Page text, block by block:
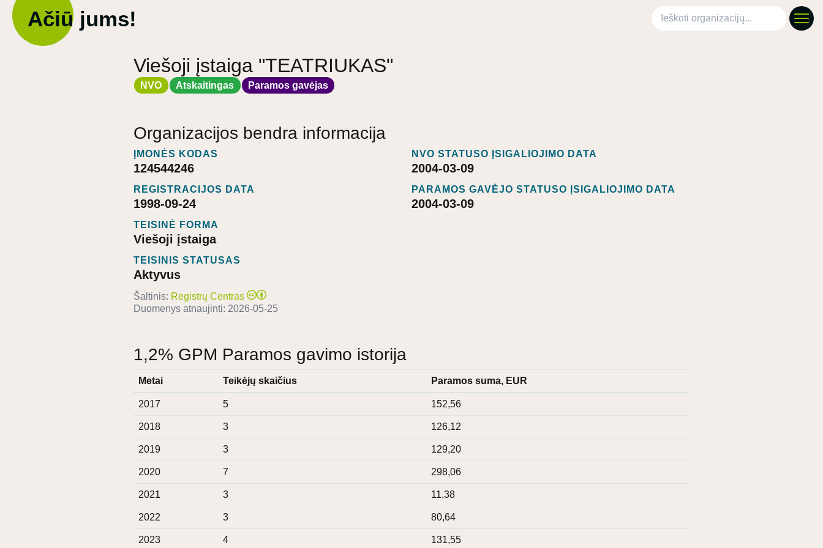
Ačiū jums! Ieškoti organizacijų
Viešoji įstaiga "TEATRIUKAS"
NVO Atskaitingas Paramos gavėjas
Organizacijos bendra informacija
ĮMONĖS KODAS
124544246
REGISTRACIJOS DATA
1998-09-24
TEISINĖ FORMA
Viešoji įstaiga
TEISINIS STATUSAS
Aktyvus
NVO STATUSO ĮSIGALIOJIMO DATA
2004-03-09
PARAMOS GAVĖJO STATUSO ĮSIGALIOJIMO DATA
2004-03-09
Šaltinis: Registrų Centras
Duomenys atnaujinti: 2026-05-25
1,2% GPM Paramos gavimo istorija
Metai Teikėjų skaičius Paramos suma, EUR
2017 5 152,56
2018 3 126,12
2019 3 129,20
2020 7 298,06
2021 3 11,38
2022 3 80,64
2023 4 131,55